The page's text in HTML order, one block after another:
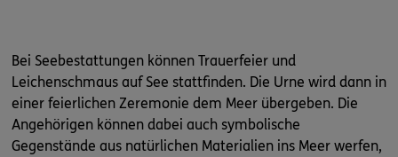
Bei Seebestattungen können Trauerfeier und
Leichenschmaus auf See stattfinden. Die Urne wird dann in
einer feierlichen Zeremonie dem Meer übergeben. Die
Angehörigen können dabei auch symbolische
Gegenstände aus natürlichen Materialien ins Meer werfen,